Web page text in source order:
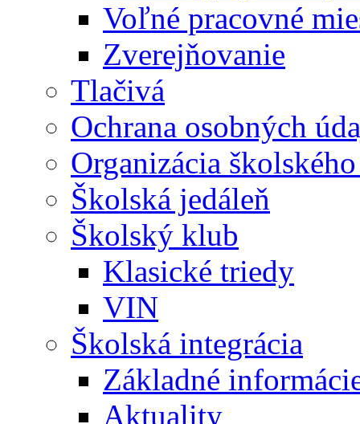
Voľné pracovné
Zverejňovanie
Tlačivá
Ochrana osobných
Organizácia
Školská jedáleň
Školský klub
Klasické triedy
VIN
Školská integrácia
Základné
Aktuality